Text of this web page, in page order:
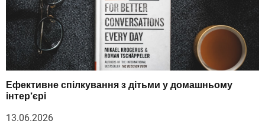
Ефективне спілкування з дітьми у домашньому
інтер’єрі
13.06.2026